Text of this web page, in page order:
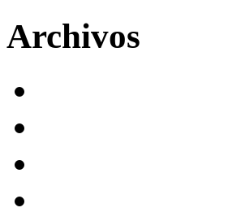
Archivos